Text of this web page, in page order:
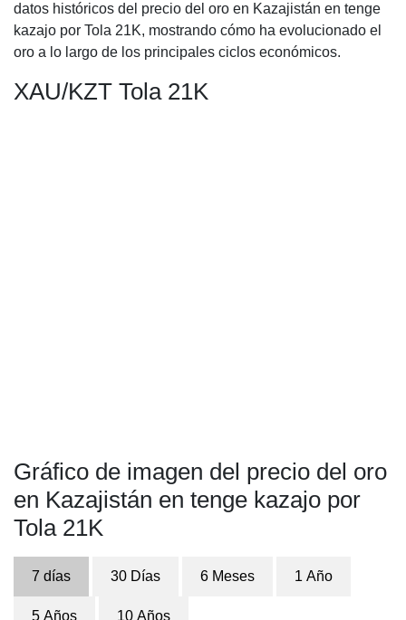
datos históricos del precio del oro en Kazajistán en tenge
kazajo por Tola 21K, mostrando cómo ha evolucionado el
oro a lo largo de los principales ciclos económicos.
XAU/KZT Tola 21K
Gráfico de imagen del precio del oro
en Kazajistán en tenge kazajo por
Tola 21K
7 días 30 Días 6 Meses 1 Año
5 Años 10 Años